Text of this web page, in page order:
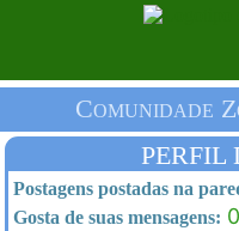
PERFIL
Postagens postadas na
Gosta de suas mensagens: 0